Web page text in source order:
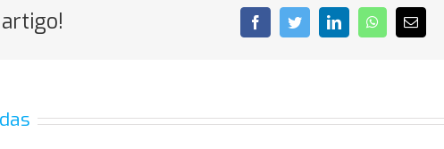
FacebookTwitterLinkedInWhatsApp
E-
mail